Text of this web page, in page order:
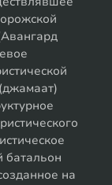
батальон
на